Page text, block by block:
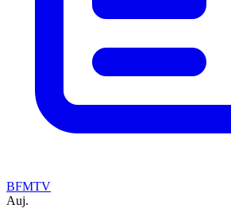
BFMTV
Auj.